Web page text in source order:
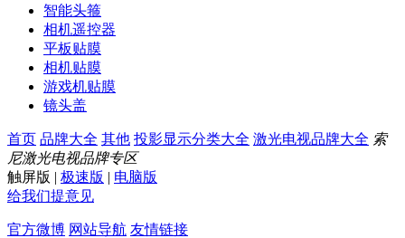
智能头箍
相机遥控器
平板贴膜
相机贴膜
游戏机贴膜
镜头盖
首页 品牌大全 其他 投影显示分类大全 激光电视品牌大全 索
尼激光电视品牌专区
触屏版 | 极速版 | 电脑版
给我们提意见
官方微博 网站导航 友情链接